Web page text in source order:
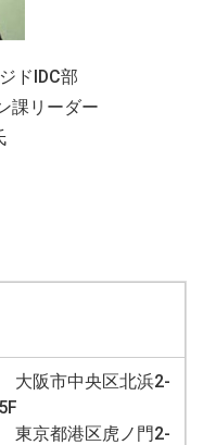
ドIDC部
課リーダー
大阪市中央区北浜2-
東京都港区虎ノ門2-